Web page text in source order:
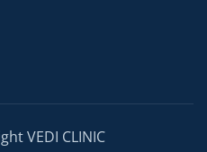
VEDI CLINIC